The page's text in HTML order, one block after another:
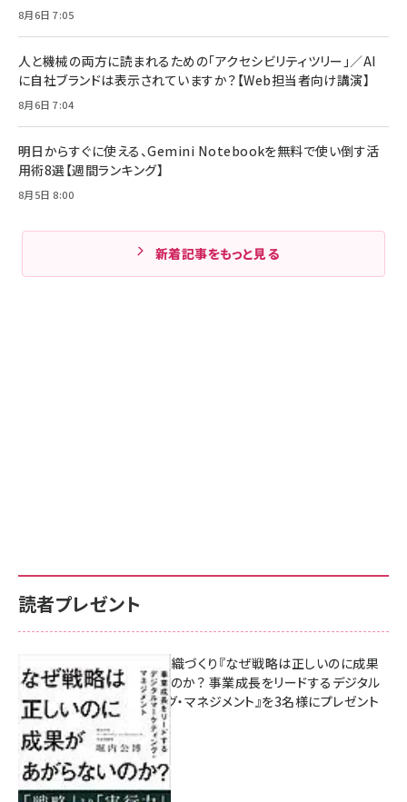
8月6日 7:05
人と機械の両方に読まれるための「アクセシビリティツリー」／AI
に自社ブランドは表示されていますか？【Web担当者向け講演】
8月6日 7:04
明日からすぐに使える、Gemini Notebookを無料で使い倒す活
用術8選【週間ランキング】
8月5日 8:00
新着記事をもっと見る
読者プレゼント
成果を生む組織づくり『なぜ戦略は正しいのに成果
があがらないのか？ 事業成長をリードするデジタル
マーケティング・マネジメント』を3名様にプレゼント
10:00